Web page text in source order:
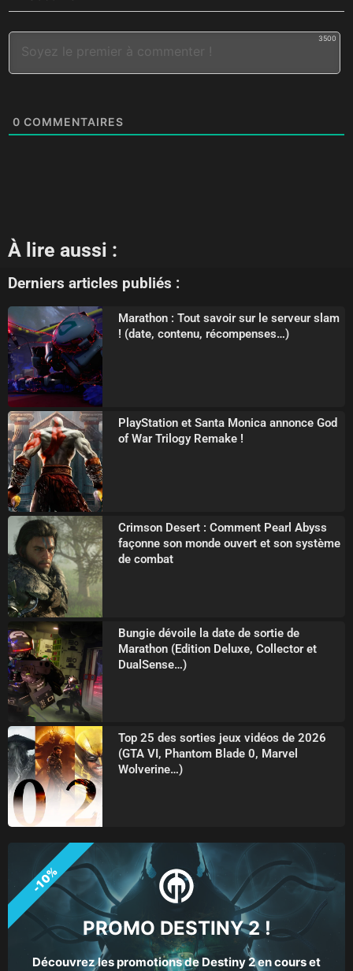
3500
0 COMMENTAIRES
À lire aussi :
Derniers articles publiés :
Marathon : Tout savoir sur le serveur slam
! (date, contenu, récompenses…)
PlayStation et Santa Monica annonce God
of War Trilogy Remake !
Crimson Desert : Comment Pearl Abyss
façonne son monde ouvert et son système
de combat
Bungie dévoile la date de sortie de
Marathon (Edition Deluxe, Collector et
DualSense…)
Top 25 des sorties jeux vidéos de 2026
(GTA VI, Phantom Blade 0, Marvel
Wolverine…)
PROMO DESTINY 2 !
Découvrez les promotions de Destiny 2 en cours et
-10%